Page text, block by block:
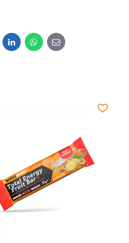
LinkedInWhatsApp
E-
mail